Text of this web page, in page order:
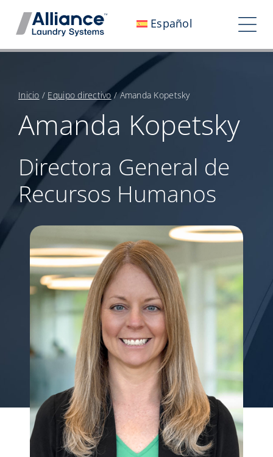
Español
Trabaja con nosotros
Nuestro impacto
Empleo
Sala de prensa
Contáctanos
My Alliance
Inicio / Equipo directivo /Amanda Kopetsky
Amanda Kopetsky
Directora General de
Recursos Humanos